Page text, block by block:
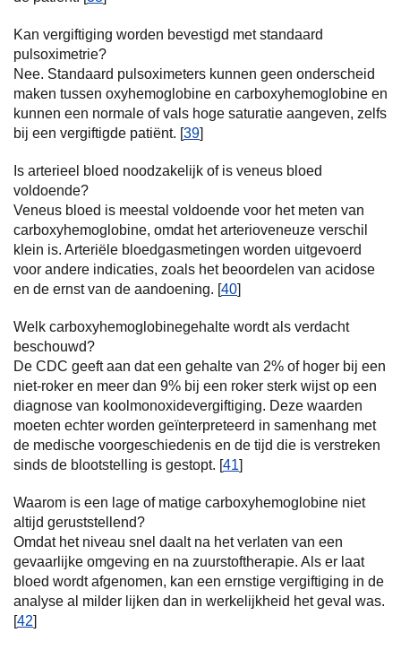
Kan vergiftiging worden bevestigd met standaard
pulsoximetrie?
Nee. Standaard pulsoximeters kunnen geen onderscheid
maken tussen oxyhemoglobine en carboxyhemoglobine en
kunnen een normale of vals hoge saturatie aangeven, zelfs
bij een vergiftigde patiënt. [39]
Is arterieel bloed noodzakelijk of is veneus bloed
voldoende?
Veneus bloed is meestal voldoende voor het meten van
carboxyhemoglobine, omdat het arterioveneuze verschil
klein is. Arteriële bloedgasmetingen worden uitgevoerd
voor andere indicaties, zoals het beoordelen van acidose
en de ernst van de aandoening. [40]
Welk carboxyhemoglobinegehalte wordt als verdacht
beschouwd?
De CDC geeft aan dat een gehalte van 2% of hoger bij een
niet-roker en meer dan 9% bij een roker sterk wijst op een
diagnose van koolmonoxidevergiftiging. Deze waarden
moeten echter worden geïnterpreteerd in samenhang met
de medische voorgeschiedenis en de tijd die is verstreken
sinds de blootstelling is gestopt. [41]
Waarom is een lage of matige carboxyhemoglobine niet
altijd geruststellend?
Omdat het niveau snel daalt na het verlaten van een
gevaarlijke omgeving en na zuurstoftherapie. Als er laat
bloed wordt afgenomen, kan een ernstige vergiftiging in de
analyse al milder lijken dan in werkelijkheid het geval was.
[42]